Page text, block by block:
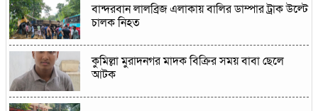
বান্দরবান লালব্রিজ এলাকায় বালির ডাম্পার ট্রাক উল্টে
চালক নিহত
কুমিল্লা মুরাদনগর মাদক বিক্রির সময় বাবা ছেলে
আটক